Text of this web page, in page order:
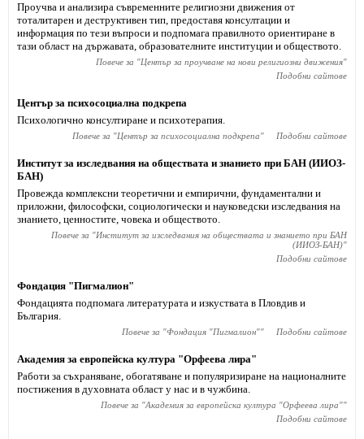
Проучва и анализира съвременните религиозни движения от
тоталитарен и деструктивен тип, предоставя консултации и
информация по тези въпроси и подпомага правилното ориентиране в
тази област на държавата, образователните институции и обществото.
Повече за "Център за проучване на нови религиозни движения"
Подобни сайтове
Център за психосоциална подкрепа
Психологично консултиране и психотерапия.
Повече за "Център за психосоциална подкрепа" Подобни сайтове
Институт за изследвания на обществата и знанието при БАН (ИИОЗ-
БАН)
Провежда комплексни теоретични и емпирични, фундаментални и
приложни, философски, социологически и науковедски изследвания на
знанието, ценностите, човека и обществото.
Повече за "Институт за изследвания на обществата и знанието при БАН
(ИИОЗ-БАН)"
Подобни сайтове
Фондация "Пигмалион"
Фондацията подпомага литературата и изкуствата в Пловдив и
България.
Повече за "Фондация "Пигмалион"" Подобни сайтове
Академия за европейска култура "Орфеева лира"
Работи за съхраняване, обогатяване и популяризиране на националните
постижения в духовната област у нас и в чужбина.
Повече за "Академия за европейска култура "Орфеева лира""
Подобни сайтове